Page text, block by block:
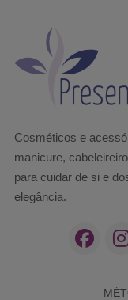
Cosméticos e
manicure,
para cuidar de si e
elegância.